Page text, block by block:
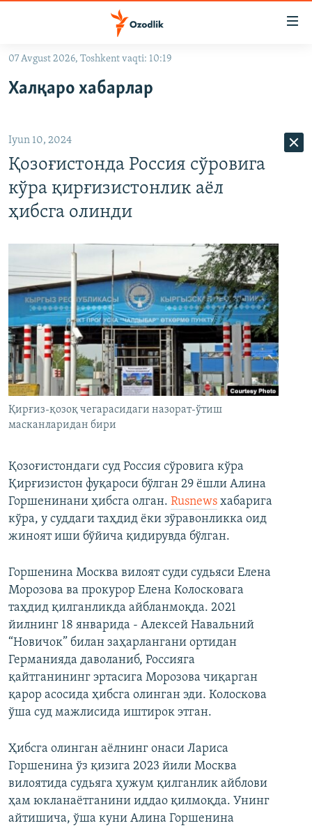
Асосий
навигацияга
Қидиришга
ўтинг
OZODVIDEO
На русском
ИЖТИМОИЙ ТАРМОҚЛАР
Озодлик бошқа тилларда
07 Avgust 2026, Toshkent vaqti: 10:19
Халқаро хабарлар
Iyun 10, 2024
Қозоғистонда Россия сўровига
кўра қирғизистонлик аёл
ҳибсга олинди
Қирғиз-қозоқ чегарасидаги назорат-ўтиш
масканларидан бири
Қозоғистондаги суд Россия сўровига кўра
Қирғизистон фуқароси бўлган 29 ёшли Алина
Горшенинани ҳибсга олган. Rusnews хабарига
кўра, у суддаги таҳдид ёки зўравонликка оид
жиноят иши бўйича қидирувда бўлган.
Горшенина Москва вилоят суди судьяси Елена
Морозова ва прокурор Елена Колосковага
таҳдид қилганликда айбланмоқда. 2021
йилнинг 18 январида - Алексей Навальний
“Новичок” билан заҳарлангани ортидан
Германияда даволаниб, Россияга
қайтганининг эртасига Морозова чиқарган
қарор асосида ҳибсга олинган эди. Колоскова
ўша суд мажлисида иштирок этган.
Ҳибсга олинган аёлнинг онаси Лариса
Горшенина ўз қизига 2023 йили Москва
вилоятида судьяга ҳужум қилганлик айблови
ҳам юкланаётганини иддао қилмоқда. Унинг
айтишича, ўша куни Алина Горшенина